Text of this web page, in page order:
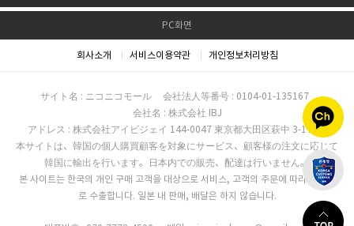
PC화면
회사소개 서비스이용약관 개인정보처리방침
サイト名 : ニコニコモール
会社法人等番号 : 0104-01-135167
会社名 : 株式会社 IBJ
アドレス : 株式会社アイビジェイ 144-0047 東京都大田区萩中 3-17-16
本サイトは、韓国の個人購買顧客を対象にサービス、顧客様の注文に応じて
韓国に輸出を行います。日本内での販売、配達は行いません。
본 사이트는 한국의 개인 구매 고객을 대상으로 서비스, 고객의 주문에 따라 한국으
로 수출합니다. 일본 내 판매, 배달은 하지 않습니다.